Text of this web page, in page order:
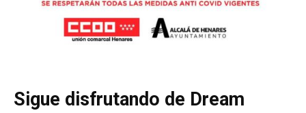
Sigue disfrutando de Dream